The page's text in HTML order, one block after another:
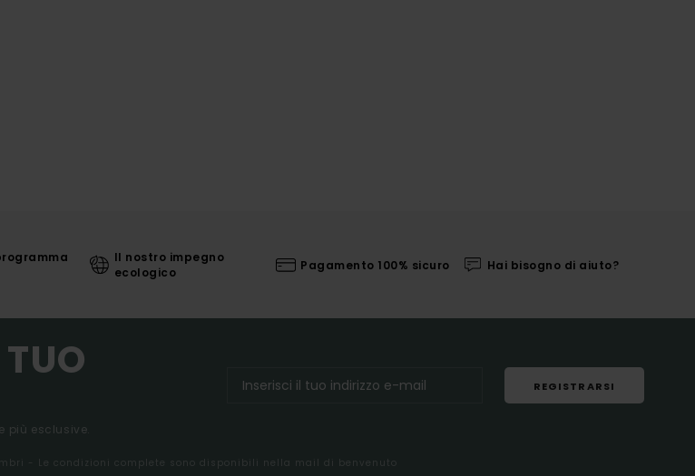
Il nostro impegno
ecologico
Pagamento 100% sicuro Hai bisogno di aiuto?
più esclusive.
REGISTRARSI
- Le condizioni complete sono disponibili nella mail di benvenuto